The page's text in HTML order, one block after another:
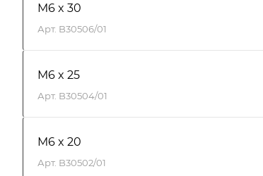
M6 x 30
Арт. B30506/01
M6 x 25
Арт. B30504/01
M6 x 20
Арт. B30502/01